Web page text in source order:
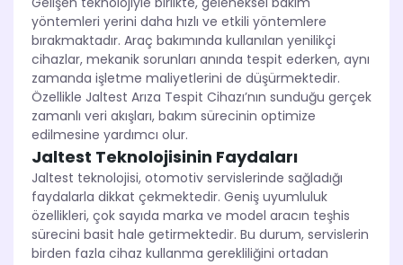
yöntemleri yerini daha hızlı ve etkili yöntemlere
bırakmaktadır. Araç bakımında kullanılan yenilikçi
cihazlar, mekanik sorunları anında tespit ederken, aynı
zamanda işletme maliyetlerini de düşürmektedir.
Özellikle Jaltest Arıza Tespit Cihazı’nın sunduğu gerçek
zamanlı veri akışları, bakım sürecinin optimize
edilmesine yardımcı olur.
Jaltest Teknolojisinin Faydaları
Jaltest teknolojisi, otomotiv servislerinde sağladığı
faydalarla dikkat çekmektedir. Geniş uyumluluk
özellikleri, çok sayıda marka ve model aracın teşhis
sürecini basit hale getirmektedir. Bu durum, servislerin
birden fazla cihaz kullanma gerekliliğini ortadan